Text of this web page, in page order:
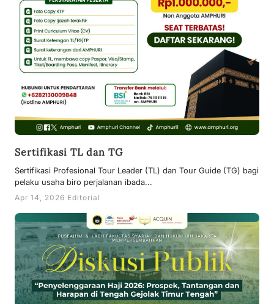
Sertifikasi TL dan TG
Sertifikasi Profesional Tour Leader (TL) dan Tour Guide (TG) bagi
pelaku usaha biro perjalanan ibada...
Apr 14, 2026 Editorial